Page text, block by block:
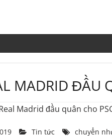
MADRID ĐẦU
Madrid đầu quân cho
Tin tức chuyển